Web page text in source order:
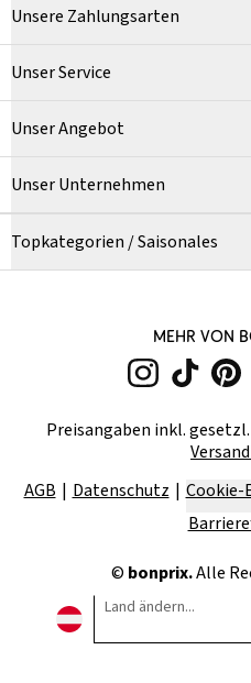
Unsere Zahlungsarten
Unser Service
Unser Angebot
Unser Unternehmen
Topkategorien / Saisonales
MEHR VON
Preisangaben inkl.
AGB
Datenschutz Cookie-
© bonprix.Alle
Land ändern...